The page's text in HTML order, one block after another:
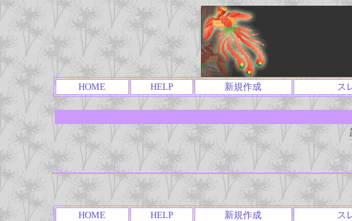
HOME HELP 新規作成 ス
HOME HELP 新規作成 ス